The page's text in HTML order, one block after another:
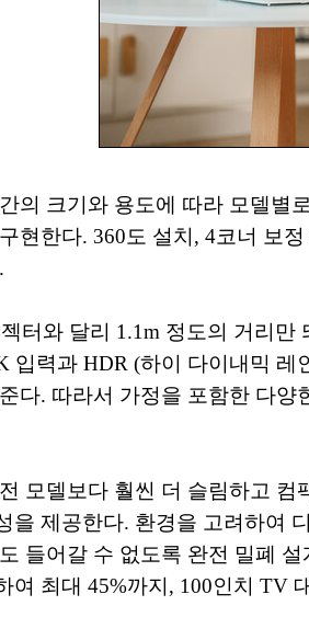
의 크기와 용도에 따라 모델별
현한다. 360도 설치, 4코너 보
터와 달리 1.1m 정도의 거리
입력과 HDR (하이 다이내믹
다. 따라서 가정을 포함한 다
모델보다 훨씬 더 슬림하고
을 제공한다. 환경을 고려하여
들어갈 수 없도록 완전 밀폐
여 최대 45%까지, 100인치 TV